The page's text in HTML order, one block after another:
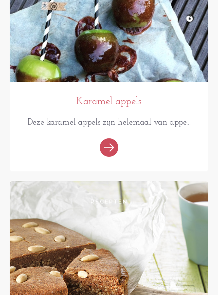
Karamel appels
Deze karamel appels zijn helemaal van appe...
RECEPTEN